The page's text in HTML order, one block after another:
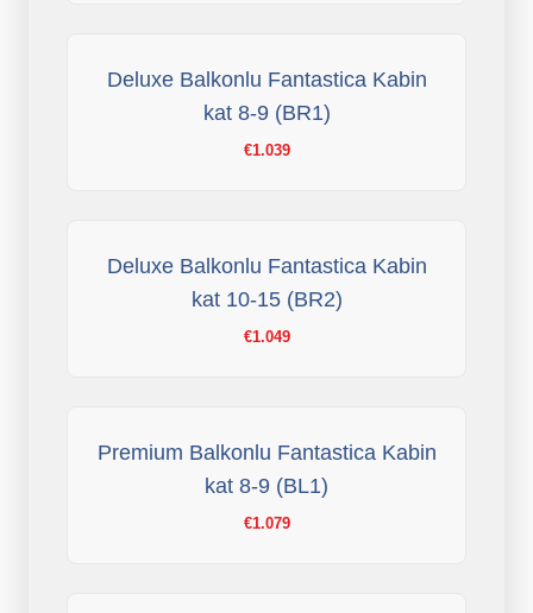
Deluxe Balkonlu Fantastica Kabin
kat 8-9 (BR1)
€1.039
Deluxe Balkonlu Fantastica Kabin
kat 10-15 (BR2)
€1.049
Premium Balkonlu Fantastica Kabin
kat 8-9 (BL1)
€1.079